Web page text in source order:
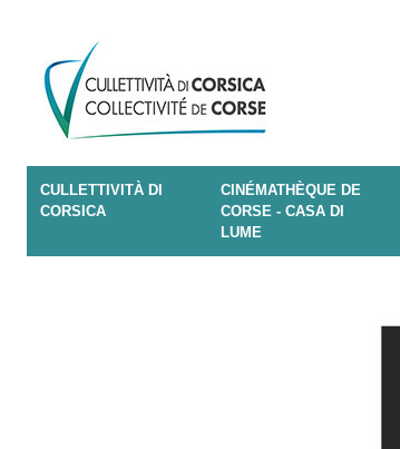
CULLETTIVITÀ DI
CORSICA
CINÉMATHÈQUE DE
CORSE - CASA DI
LUME